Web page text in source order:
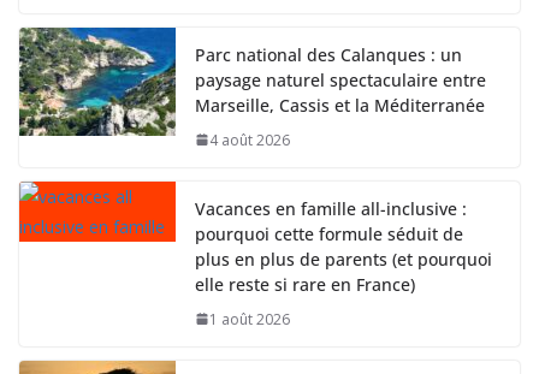
Parc national des Calanques : un
paysage naturel spectaculaire entre
Marseille, Cassis et la Méditerranée
4 août 2026
Vacances en famille all-inclusive :
pourquoi cette formule séduit de
plus en plus de parents (et pourquoi
elle reste si rare en France)
1 août 2026